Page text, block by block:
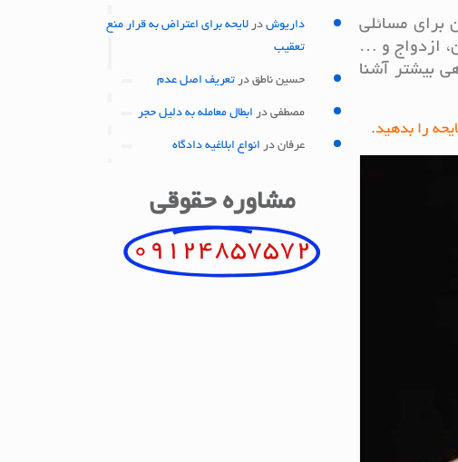
برای مسائلی
ازدواج و …
بیشتر آشنا
.
داریوشدر لایحه برای اعتراض به قرار منع
تعقیب
حسین ناطقدر تعریف اصل عدم
مصطفیدر ابطال معامله به دلیل حجر
عرفاندر انواع ابلاغیه دادگاه
مشاوره حقوقی
09124857572